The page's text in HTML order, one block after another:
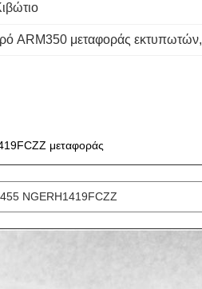
ARM350 μεταφοράς εκτυπωτών,
μεταφοράς
NGERH1419FCZZ